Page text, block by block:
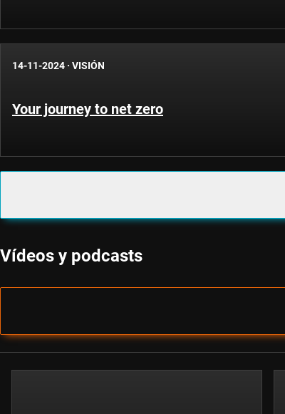
14-11-2024 · VISIÓN
Your journey to net zero
Vídeos y podcasts